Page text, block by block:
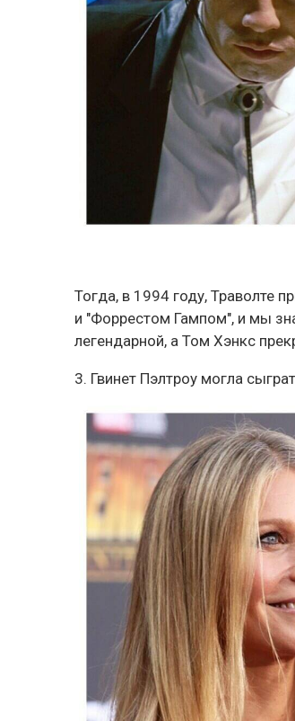
Тогда, в 1994 году, Траволте
и "Форрестом Гампом", и мы
легендарной, а Том Хэнкс
3. Гвинет Пэлтроу могла